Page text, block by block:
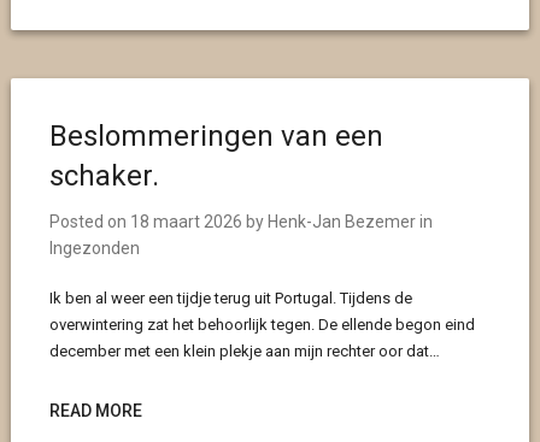
Beslommeringen van een
schaker.
Posted on 18 maart 2026 by Henk-Jan Bezemerin
Ingezonden
Ik ben al weer een tijdje terug uit Portugal. Tijdens de
overwintering zat het behoorlijk tegen. De ellende begon eind
december met een klein plekje aan mijn rechter oor dat…
READ MORE